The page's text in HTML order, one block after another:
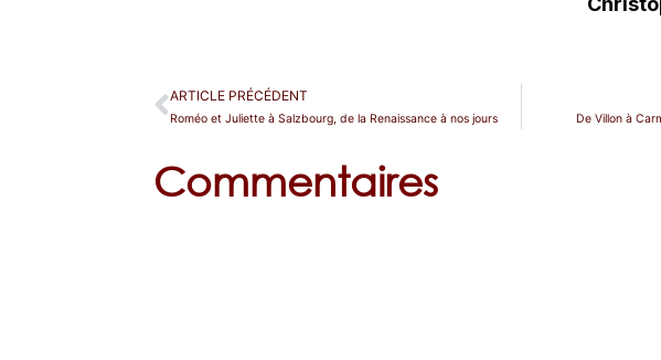
ARTICLE PRÉCÉDENT
Roméo et Juliette à Salzbourg, de la Renaissance à nos jours De Villon à
Commentaires